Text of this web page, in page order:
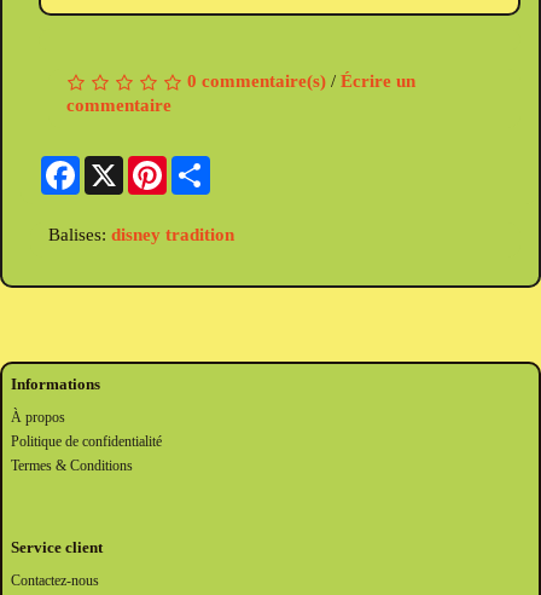
0 commentaire(s) / Écrire un
commentaire
Facebook
X Pinterest
Balises: disney tradition
Informations
À propos
Politique de confidentialité
Termes & Conditions
Service client
Contactez-nous